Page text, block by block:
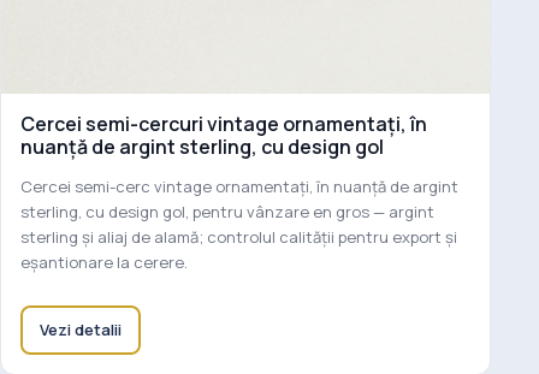
Cercei semi-cercuri vintage ornamentați, în
nuanță de argint sterling, cu design gol
Cercei semi-cerc vintage ornamentați, în nuanță de argint
sterling, cu design gol, pentru vânzare en gros — argint
sterling și aliaj de alamă; controlul calității pentru export și
eșantionare la cerere.
Vezi detalii